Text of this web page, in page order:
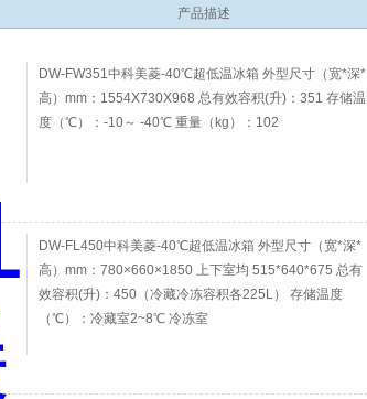
产品描述
DW-FW351中科美菱-40℃超低温冰箱 外型尺寸（宽*深*
高）mm：1554X730X968 总有效容积(升)：351 存储温
度（℃）：-10～ -40℃ 重量（kg）：102
DW-FL450中科美菱-40℃超低温冰箱 外型尺寸（宽*深*
高）mm：780×660×1850 上下室均 515*640*675 总有
效容积(升)：450（冷藏冷冻容积各225L） 存储温度
（℃）：冷藏室2~8℃ 冷冻室